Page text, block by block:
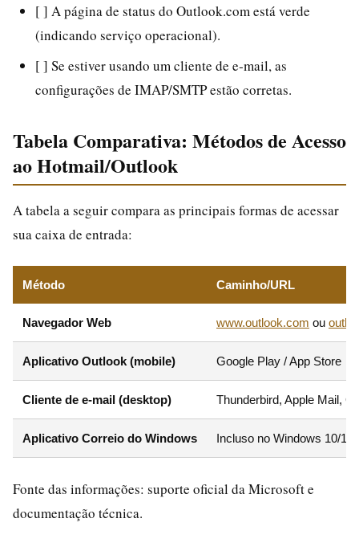
[ ] A página de status do Outlook.com está verde
(indicando serviço operacional).
[ ] Se estiver usando um cliente de e‑mail, as
configurações de IMAP/SMTP estão corretas.
Tabela Comparativa: Métodos de Acesso
ao Hotmail/Outlook
A tabela a seguir compara as principais formas de acessar
sua caixa de entrada:
Método Caminho/URL
Navegador Web www.outlook.com ou
Aplicativo Outlook (mobile) Google Play / App Store
Cliente de e‑mail (desktop) Thunderbird, Apple Mail,
Aplicativo Correio do Windows Incluso no Windows 10/11
Fonte das informações: suporte oficial da Microsoft e
documentação técnica.